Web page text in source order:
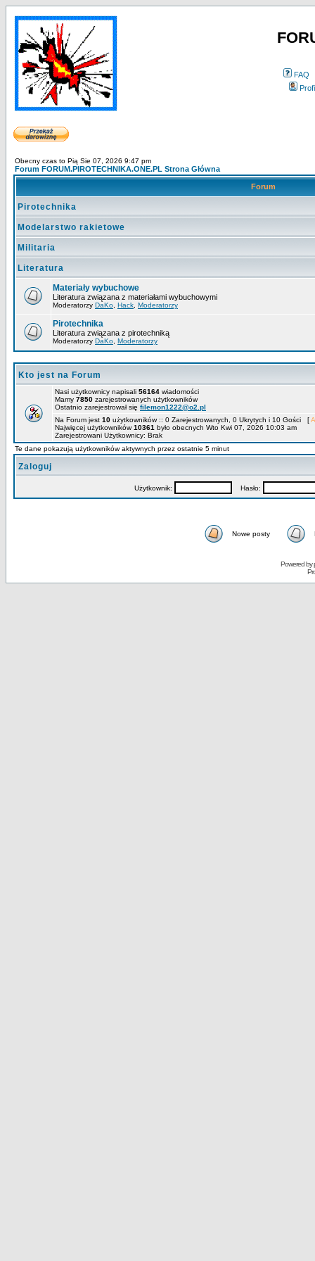
FAQ
Obecny czas to Pią Sie 07, 2026 9:47 pm
Forum FORUM.PIROTECHNIKA.ONE.PL Strona Główna
Forum
Pirotechnika
Modelarstwo rakietowe
Militaria
Literatura
Materiały wybuchowe
Literatura związana z materiałami wybuchowymi
Moderatorzy DaKo Hack Moderatorzy
Pirotechnika
Literatura związana z pirotechniką
Moderatorzy DaKo Moderatorzy
Kto jest na Forum
Nasi użytkownicy napisali 56164 wiadomości
Mamy 7850 zarejestrowanych użytkowników
Ostatnio zarejestrował się filemon1222@o2.pl
Na Forum jest 10 użytkowników :: 0 Zarejestrowanych, 0 Ukrytych i 10 Gości [
Najwięcej użytkowników10361 było obecnych Wto Kwi 07, 2026 10:03 am
Zarejestrowani Użytkownicy: Brak
Te dane pokazują użytkowników aktywnych przez ostatnie 5 minut
Zaloguj
Użytkownik: Hasło:
Nowe posty
Powered by